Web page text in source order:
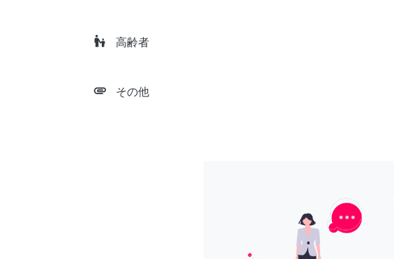
escalator_warning 高齢者
attachment その他